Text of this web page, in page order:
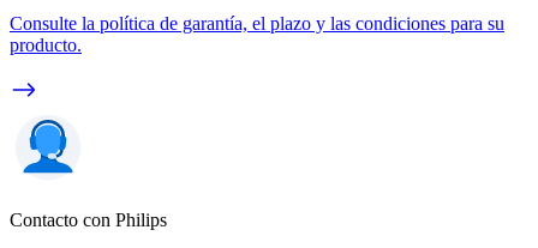
Consulte la política de garantía, el plazo y las condiciones para su
producto.
Contacto con Philips